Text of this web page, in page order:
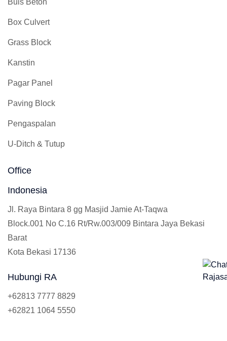
Buis Beton
Box Culvert
Grass Block
Kanstin
Pagar Panel
Paving Block
Pengaspalan
U-Ditch & Tutup
Office
Indonesia
Jl. Raya Bintara 8 gg Masjid Jamie At-Taqwa
Block.001 No C.16 Rt/Rw.003/009 Bintara Jaya Bekasi
Barat
Kota Bekasi 17136
Hubungi RA
+62813 7777 8829
+62821 1064 5550